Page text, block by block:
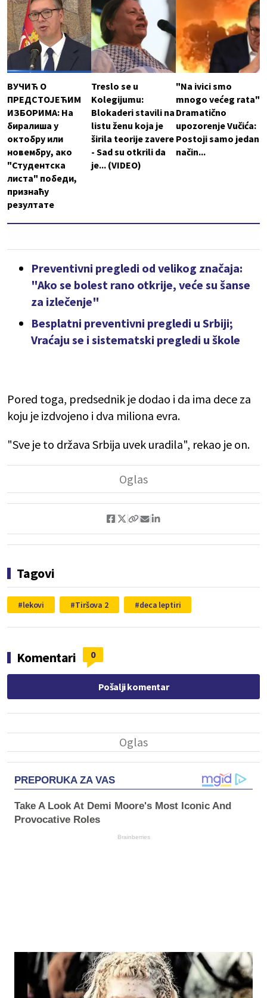
ВУЧИЋ О
ПРЕДСТОЈЕЋИМ
ИЗБОРИМА: На
биралиша у
октобру или
новембру, ако
"Студентска
листа" победи,
признаћу
резултате
Treslo se u
Kolegijumu:
Blokaderi stavili na
listu ženu koja je
širila teorije zavere
- Sad su otkrili da
je... (VIDEO)
"Na ivici smo
mnogo većeg rata"
Dramatično
upozorenje Vučića:
Postoji samo jedan
način...
Preventivni pregledi od velikog značaja:
"Ako se bolest rano otkrije, veće su šanse
za izlečenje"
Besplatni preventivni pregledi u Srbiji;
Vraćaju se i sistematski pregledi u škole
Pored toga, predsednik je dodao i da ima dece za
koju je izdvojeno i dva miliona evra.
"Sve je to država Srbija uvek uradila", rekao je on.
Tagovi
lekovi Tiršova 2 deca leptiri
Komentari 0
Pošalji komentar
PREPORUKA ZA VAS
Take A Look At Demi Moore's Most Iconic And
Provocative Roles
Brainberries